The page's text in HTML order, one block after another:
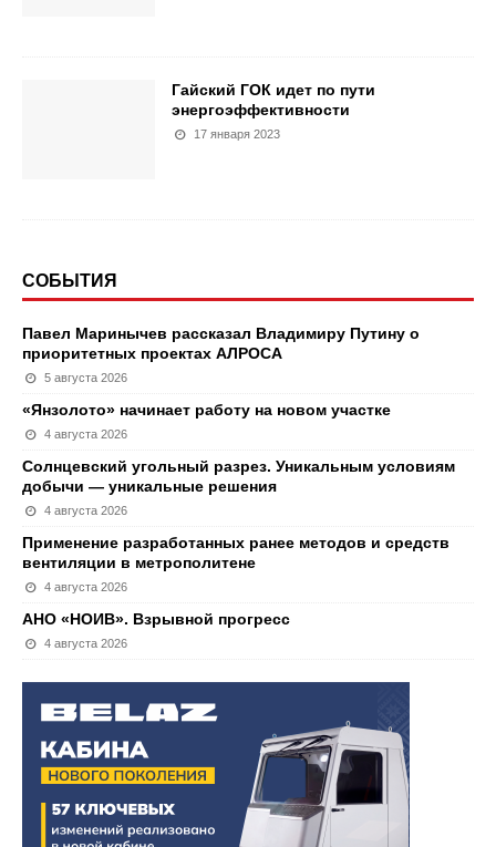
Гайский ГОК идет по пути
энергоэффективности
17 января 2023
СОБЫТИЯ
Павел Маринычев рассказал Владимиру Путину о
приоритетных проектах АЛРОСА
5 августа 2026
«Янзолото» начинает работу на новом участке
4 августа 2026
Солнцевский угольный разрез. Уникальным условиям
добычи — уникальные решения
4 августа 2026
Применение разработанных ранее методов и средств
вентиляции в метрополитене
4 августа 2026
АНО «НОИВ». Взрывной прогресс
4 августа 2026